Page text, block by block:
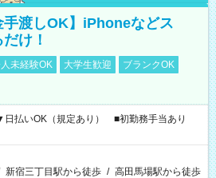
手渡しOK】iPhoneなどス
け！
未経験OK 大学生歓迎
ブランクOK
払いOK（規定あり） ■初勤務手当あり
新宿三丁目駅から徒歩 / 高田馬場駅から徒歩